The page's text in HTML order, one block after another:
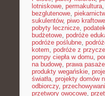
lotniskowe, permakultura,
bezglutenowe,
sukulentów, piwo kraftowe
pobyty lecznicze,
budżetowe, podróże
podróże poślubne,
kotem, podróże z
pompy ciepła w domu,
na budowę, prawa
produkty wegańskie,
światła, projekty domów
odbiorczy,
przetwory owocowe,